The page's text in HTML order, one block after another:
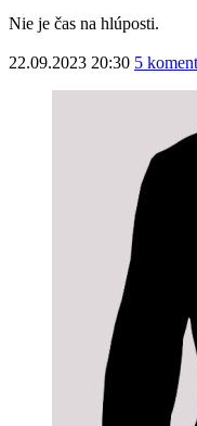
Nie je čas na hlúposti.
22.09.2023 20:30 5